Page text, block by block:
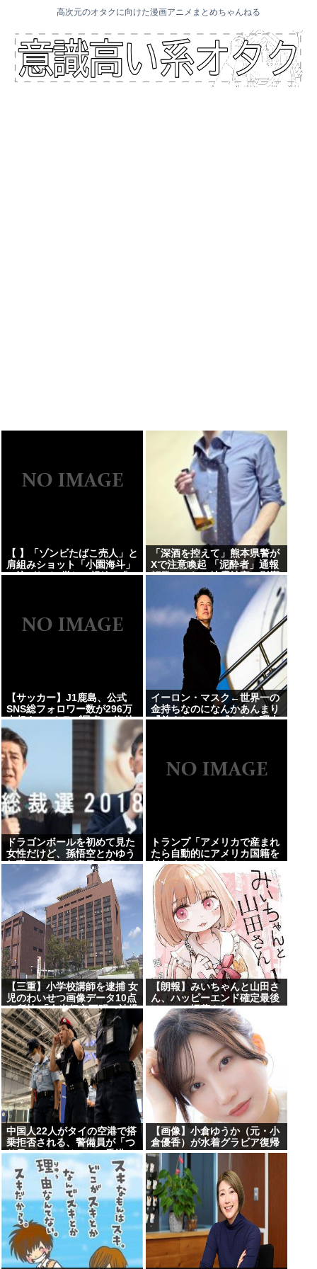
高次元のオタクに向けた漫画アニメまとめちゃんねる
【 】「ゾンビたばこ売人」と
肩組みショット「小園海斗」
に注がれる”厳しい視線” 「レ
「深酒を控えて」熊本県警が
Xで注意喚起 「泥酔者」通報
頻発、これは地震被害の影響
【サッカー】J1鹿島、公式
SNS総フォロワー数が296万
人超えでJクラブ最多に 海外
発信強化が結実
イーロン・マスク←世界一の
金持ちなのになんかあんまり
『羨ましい』と感じない理由
ドラゴンボールを初めて見た
女性だけど、孫悟空とかゆう
無職の在日？が息子に爺さん
の名前付けててマジで引いた
トランプ「アメリカで産まれ
たら自動的にアメリカ国籍を
付与するのをやめる！」
【三重】小学校講師を逮捕 女
児のわいせつ画像データ10点
を所持 「全米行方不明・被児
童搾取センター」から情報提
供があり捜査
【朗報】みいちゃんと山田さ
ん、ハッピーエンド確定最後
はママに埋葬され
る・・・・・・・・・
中国人22人がタイの空港で搭
乗拒否される、警備員が「つ
り目」ジェスチャー―香港メ
ディア [8/6]
【画像】小倉ゆうか（元・小
倉優香）が水着グラビア復帰